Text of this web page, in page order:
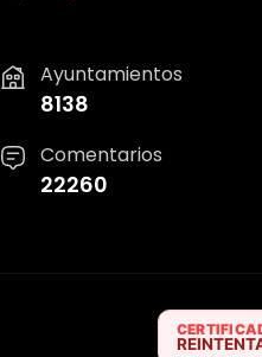
Ayuntamientos
8138
Comentarios
22260